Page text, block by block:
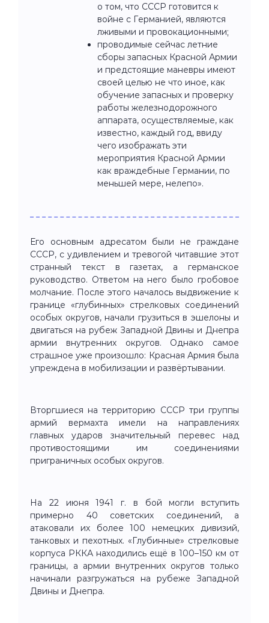
о том, что СССР готовится к
войне с Германией, являются
лживыми и провокационными;
проводимые сейчас летние
сборы запасных Красной Армии
и предстоящие маневры имеют
своей целью не что иное, как
обучение запасных и проверку
работы железнодорожного
аппарата, осуществляемые, как
известно, каждый год, ввиду
чего изображать эти
мероприятия Красной Армии
как враждебные Германии, по
меньшей мере, нелепо».
Его основным адресатом были не граждане
СССР, с удивлением и тревогой читавшие этот
странный текст в газетах, а германское
руководство. Ответом на него было гробовое
молчание. После этого началось выдвижение к
границе «глубинных» стрелковых соединений
особых округов, начали грузиться в эшелоны и
двигаться на рубеж Западной Двины и Днепра
армии внутренних округов. Однако самое
страшное уже произошло: Красная Армия была
упреждена в мобилизации и развёртывании.
Вторгшиеся на территорию СССР три группы
армий вермахта имели на направлениях
главных ударов значительный перевес над
противостоящими им соединениями
приграничных особых округов.
На 22 июня 1941 г. в бой могли вступить
примерно 40 советских соединений, а
атаковали их более 100 немецких дивизий,
танковых и пехотных. «Глубинные» стрелковые
корпуса РККА находились ещё в 100–150 км от
границы, а армии внутренних округов только
начинали разгружаться на рубеже Западной
Двины и Днепра.